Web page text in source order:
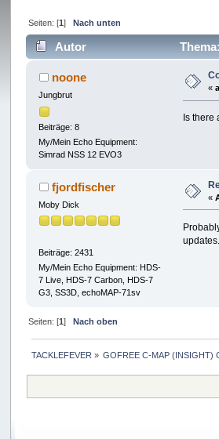
Seiten: [1] Nach unten
Autor
noone
Jungbrut
Beiträge: 8
My/Mein Echo Equipment:
Simrad NSS 12 EVO3
«
Is there
fjordfischer
Moby Dick
Beiträge: 2431
My/Mein Echo Equipment: HDS-
7 Live, HDS-7 Carbon, HDS-7
G3, SS3D, echoMAP-71sv
«
updates.
Seiten: [1] Nach oben
TACKLEFEVER » GOFREE C-MAP (INSIGHT)